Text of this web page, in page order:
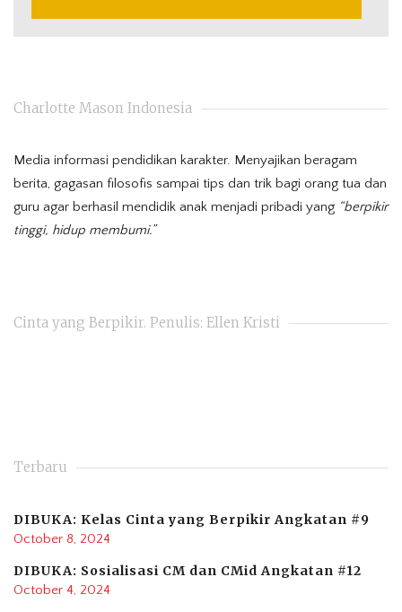
Charlotte Mason Indonesia
Media informasi pendidikan karakter. Menyajikan beragam
berita, gagasan filosofis sampai tips dan trik bagi orang tua dan
guru agar berhasil mendidik anak menjadi pribadi yang “berpikir
tinggi, hidup membumi.”
Cinta yang Berpikir. Penulis: Ellen Kristi
Terbaru
DIBUKA: Kelas Cinta yang Berpikir Angkatan #9
October 8, 2024
DIBUKA: Sosialisasi CM dan CMid Angkatan #12
October 4, 2024